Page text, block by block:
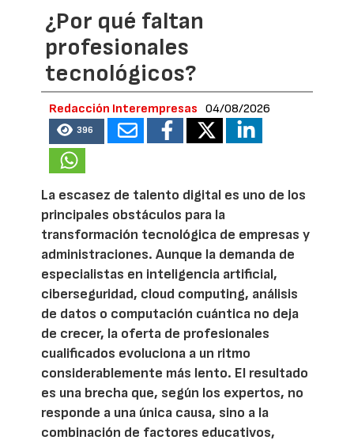
¿Por qué faltan
profesionales
tecnológicos?
Redacción Interempresas 04/08/2026
396
La escasez de talento digital es uno de los
principales obstáculos para la
transformación tecnológica de empresas y
administraciones. Aunque la demanda de
especialistas en inteligencia artificial,
ciberseguridad, cloud computing, análisis
de datos o computación cuántica no deja
de crecer, la oferta de profesionales
cualificados evoluciona a un ritmo
considerablemente más lento. El resultado
es una brecha que, según los expertos, no
responde a una única causa, sino a la
combinación de factores educativos,